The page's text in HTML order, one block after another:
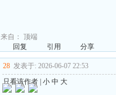
来自： 顶端
回复
引用 分享
28 发表于: 2026-06-07 22:53
只看该作者| 小 中 大